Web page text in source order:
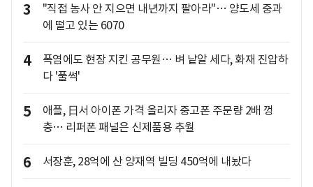
3
"직접 농사 안 지으면 내년까지 팔아라"… 양도세 중과
에 떨고 있는 6070
4
폭염에도 현장 지킨 공무원… 벼 낱알 세다, 화재 진압하
다 '풀썩'
5
애플, 日서 아이폰 가격 올리자 중고폰 주문량 2배 껑
충… 리퍼폰 패널은 신제품용 추월
6 서장훈, 28억에 산 양재역 빌딩 450억에 내놨다